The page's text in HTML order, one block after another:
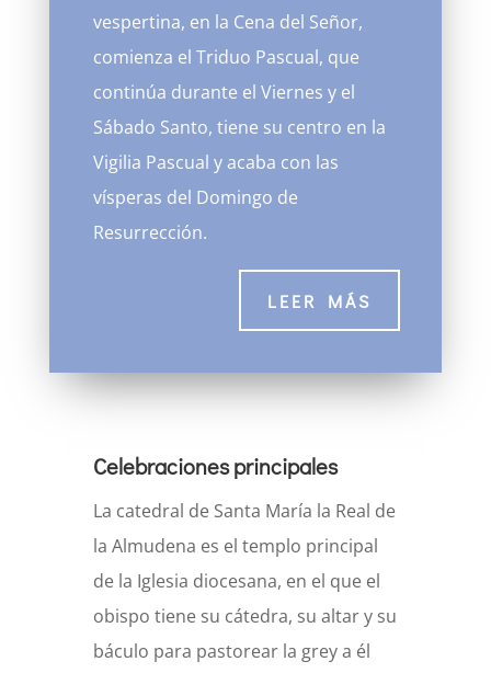
vespertina, en la Cena del Señor,
comienza el Triduo Pascual, que
continúa durante el Viernes y el
Sábado Santo, tiene su centro en la
Vigilia Pascual y acaba con las
vísperas del Domingo de
Resurrección.
LEER MÁS
Celebraciones principales
La catedral de Santa María la Real de
la Almudena es el templo principal
de la Iglesia diocesana, en el que el
obispo tiene su cátedra, su altar y su
báculo para pastorear la grey a él